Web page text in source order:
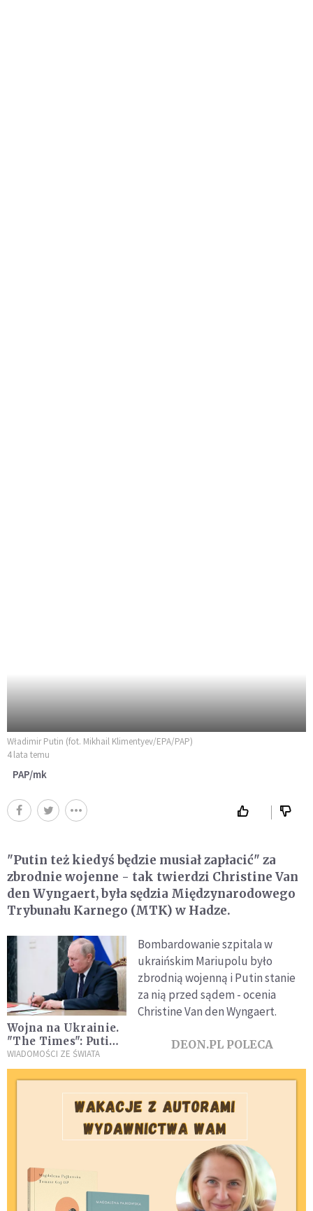
Władimir Putin (fot. Mikhail Klimentyev/EPA/PAP)
4 lata temu
PAP/mk
"Putin też kiedyś będzie musiał zapłacić" za
zbrodnie wojenne - tak twierdzi Christine Van
den Wyngaert, była sędzia Międzynarodowego
Trybunału Karnego (MTK) w Hadze.
Wojna na Ukrainie.
"The Times": Putin
wściekły na FSB za
błędne dane, a FSB
bała się mówić
WIADOMOŚCI ZE ŚWIATA
Bombardowanie szpitala w
ukraińskim Mariupolu było
zbrodnią wojenną i Putin stanie
za nią przed sądem - ocenia
Christine Van den Wyngaert.
DEON.PL POLECA